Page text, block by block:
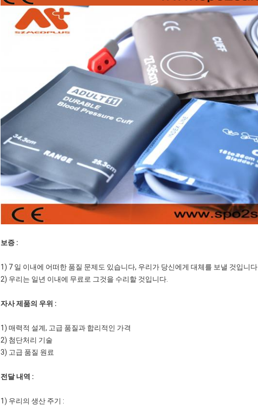
보증 :
1) 7 일 이내에 어떠한 품질 문제도 있습니다, 우리가 당신에게 대체를 보낼 것입니다
2) 우리는 일년 이내에 무료로 그것을 수리할 것입니다.
자사 제품의 우위 :
1) 매력적 설계, 고급 품질과 합리적인 가격
2) 첨단처리 기술
3) 고급 품질 원료
전달 내역 :
1) 우리의 생산 주기 :